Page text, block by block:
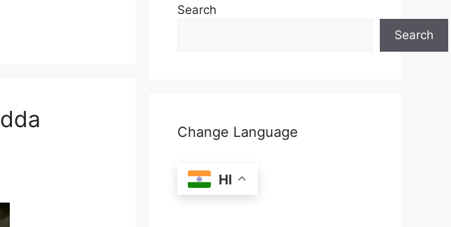
Search
Search
Change Language
HI